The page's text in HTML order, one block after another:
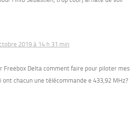
2019 à 14 h 31 min
Freebox Delta comment faire pour piloter mes
chacun une télécommande e 433,92 MHz?